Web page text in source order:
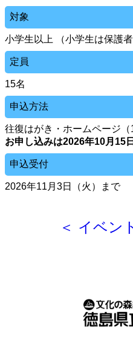
対象
小学生以上 （小学生は保護者
定員
15名
申込方法
往復はがき・ホームページ（
お申し込みは2026年10月15
申込受付
2026年11月3日（火）まで
＜ イベン